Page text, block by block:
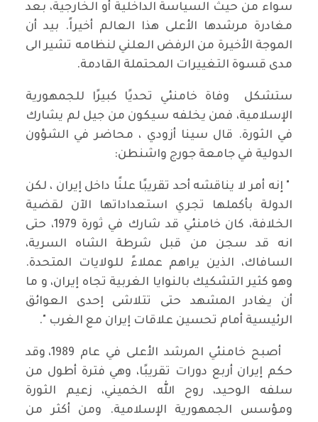
سواء من حيث السياسة الداخلية أو الخارجية، بعد
مغادرة مرشدها الأعلى هذا العالم أخيراً. بيد أن
الموجة الأخيرة من الرفض العلني لنظامه تشير الى
مدى قسوة التغييرات المحتملة القادمة.
ستشكل وفاة خامنئي تحديًا كبيرًا للجمهورية
الإسلامية، فمن يخلفه سيكون من جيل لم يشارك
في الثورة. قال سينا ​​أزودي ، محاضر في الشؤون
الدولية في جامعة جورج واشنطن:
" إنه أمر لا يناقشه أحد تقريبًا علنًا داخل إيران ، لكن
الدولة بأكملها تجري استعداداتها الآن لقضية
الخلافة، كان خامنئي قد شارك في ثورة 1979، حتى
انه قد سجن من قبل شرطة الشاه السرية،
السافاك، الذين يراهم عملاءً للولايات المتحدة.
وهو كثير التشكيك بالنوايا الغربية تجاه إيران، و ما
أن يغادر المشهد حتى تتلاشى إحدى العوائق
الرئيسية أمام تحسين علاقات إيران مع الغرب ".
أصبح خامنئي المرشد الأعلى في عام 1989، وقد
حكم إيران أربع دورات تقريبًا، وهي فترة أطول من
سلفه الوحيد، روح الله الخميني، زعيم الثورة
ومؤسس الجمهورية الإسلامية. ومن أكثر من